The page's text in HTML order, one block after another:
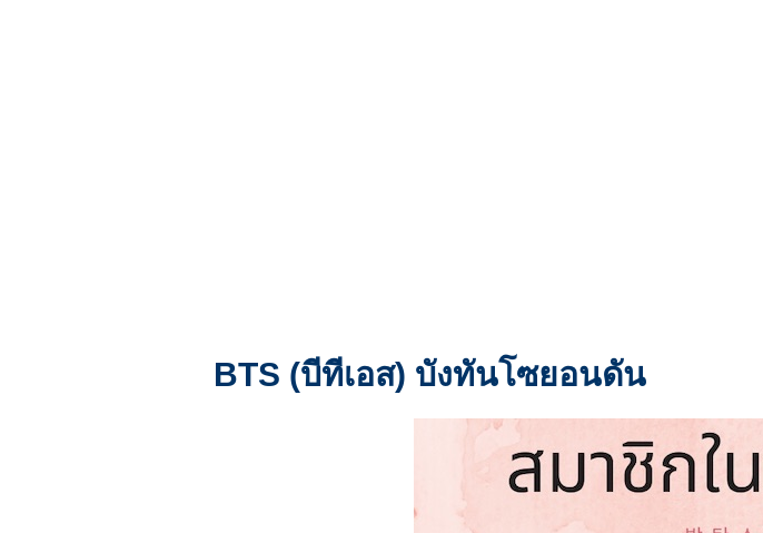
BTS (บีทีเอส) บังทันโซยอนดัน